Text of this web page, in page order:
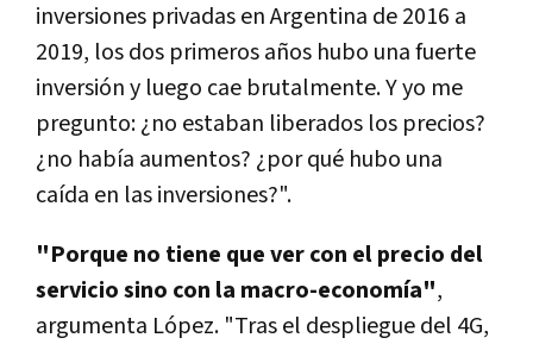
inversiones privadas en Argentina de 2016 a
2019, los dos primeros años hubo una fuerte
inversión y luego cae brutalmente. Y yo me
pregunto: ¿no estaban liberados los precios?
¿no había aumentos? ¿por qué hubo una
caída en las inversiones?".
"Porque no tiene que ver con el precio del
servicio sino con la macro-economía",
argumenta López. "Tras el despliegue del 4G,